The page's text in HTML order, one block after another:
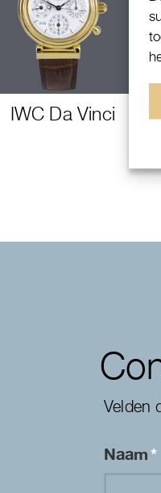
IWC Da Vinci
Velden
Naam*